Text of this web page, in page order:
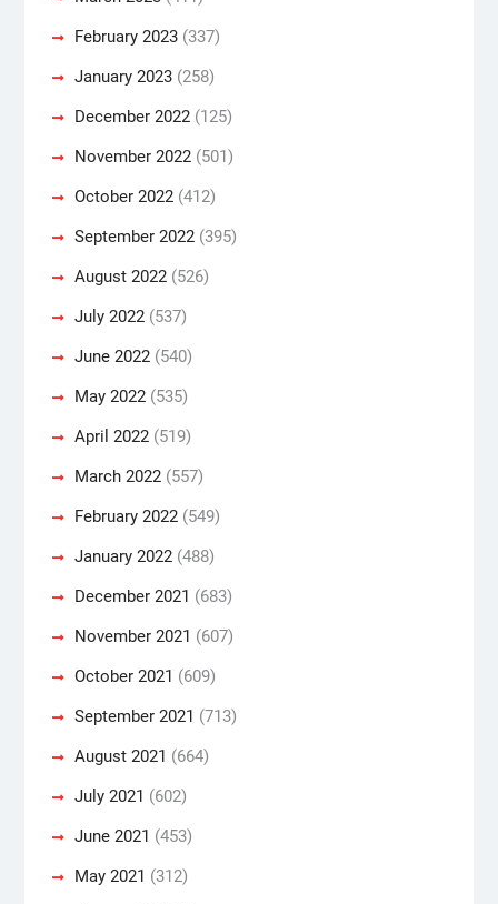
February 2023(337)
January 2023(258)
December 2022(125)
November 2022(501)
October 2022(412)
September 2022(395)
August 2022(526)
July 2022(537)
June 2022(540)
May 2022(535)
April 2022(519)
March 2022(557)
February 2022(549)
January 2022(488)
December 2021 (683)
November 2021 (607)
October 2021 (609)
September 2021 (713)
August 2021 (664)
July 2021 (602)
June 2021 (453)
May 2021 (312)